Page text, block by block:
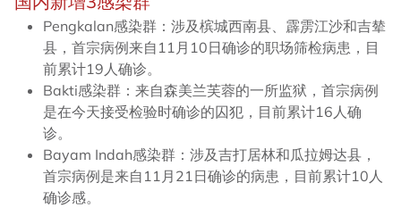
Pengkalan感染群：涉及槟城西南县、霹雳江沙和吉辇
县，首宗病例来自11月10日确诊的职场筛检病患，目
前累计19人确诊。
Bakti感染群：来自森美兰芙蓉的一所监狱，首宗病例
是在今天接受检验时确诊的囚犯，目前累计16人确
诊。
Bayam Indah感染群：涉及吉打居林和瓜拉姆达县，
首宗病例是来自11月21日确诊的病患，目前累计10人
确诊感。